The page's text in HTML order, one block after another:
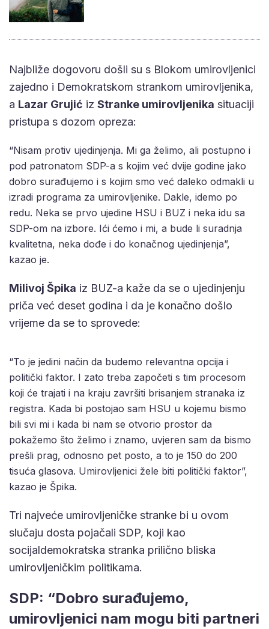
Najbliže dogovoru došli su s Blokom umirovljenici
zajedno i Demokratskom strankom umirovljenika,
a Lazar Grujić iz Stranke umirovljenika situaciji
pristupa s dozom opreza:
“Nisam protiv ujedinjenja. Mi ga želimo, ali postupno i
pod patronatom SDP-a s kojim već dvije godine jako
dobro surađujemo i s kojim smo već daleko odmakli u
izradi programa za umirovljenike. Dakle, idemo po
redu. Neka se prvo ujedine HSU i BUZ i neka idu sa
SDP-om na izbore. Ići ćemo i mi, a bude li suradnja
kvalitetna, neka dođe i do konačnog ujedinjenja”,
kazao je.
Milivoj Špika iz BUZ-a kaže da se o ujedinjenju
priča već deset godina i da je konačno došlo
vrijeme da se to sprovede:
“To je jedini način da budemo relevantna opcija i
politički faktor. I zato treba započeti s tim procesom
koji će trajati i na kraju završiti brisanjem stranaka iz
registra. Kada bi postojao sam HSU u kojemu bismo
bili svi mi i kada bi nam se otvorio prostor da
pokažemo što želimo i znamo, uvjeren sam da bismo
prešli prag, odnosno pet posto, a to je 150 do 200
tisuća glasova. Umirovljenici žele biti politički faktor”,
kazao je Špika.
Tri najveće umirovljeničke stranke bi u ovom
slučaju dosta pojačali SDP, koji kao
socijaldemokratska stranka prilično bliska
umirovljeničkim politikama.
SDP: “Dobro surađujemo,
umirovljenici nam mogu biti partneri